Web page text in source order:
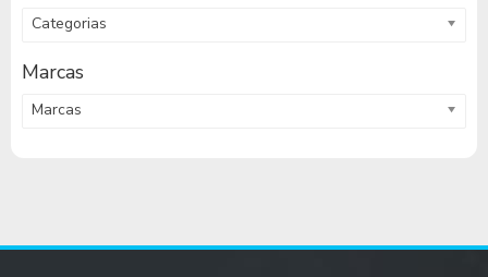
Categorias
Marcas
Marcas